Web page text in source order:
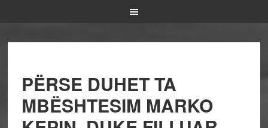
PËRSE DUHET TA
MBËSHTESIM MARKO